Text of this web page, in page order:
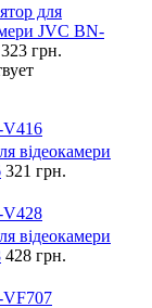
для
JVC BN-
323 грн.
V416
відеокамери
321 грн.
V428
відеокамери
428 грн.
VF707